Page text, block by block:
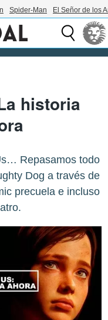
Spider-Man El Señor de los
historia
Repasamos todo
Dog a través de
precuela e incluso